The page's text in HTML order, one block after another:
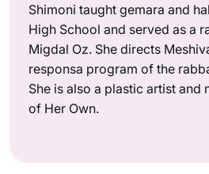
Shimoni taught gemara and
High School and served as a
Migdal Oz. She directs
responsa program of the
She is also a plastic artist and
of Her Own.